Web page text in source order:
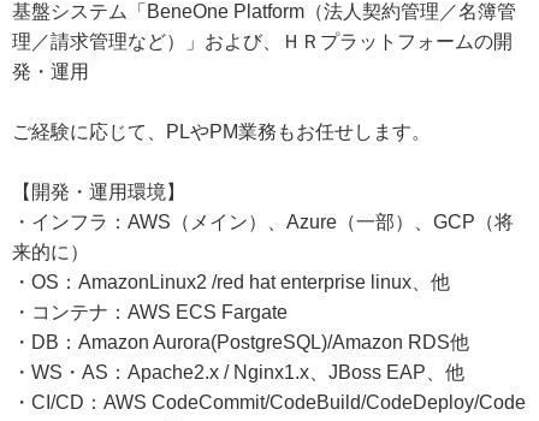
基盤システム「BeneOne Platform（法人契約管理／名簿管
理／請求管理など）」および、ＨＲプラットフォームの開
発・運用
ご経験に応じて、PLやPM業務もお任せします。
【開発・運用環境】
・インフラ：AWS（メイン）、Azure（一部）、GCP（将
来的に）
・OS：AmazonLinux2 /red hat enterprise linux、他
・コンテナ：AWS ECS Fargate
・DB：Amazon Aurora(PostgreSQL)/Amazon RDS他
・WS・AS：Apache2.x / Nginx1.x、JBoss EAP、他
・CI/CD：AWS CodeCommit/CodeBuild/CodeDeploy/Code